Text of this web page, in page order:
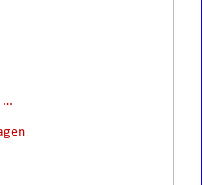
…